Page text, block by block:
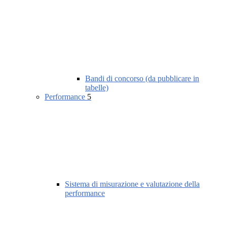
Bandi di concorso (da pubblicare in
tabelle)
Performance 5
Sistema di misurazione e valutazione della
performance